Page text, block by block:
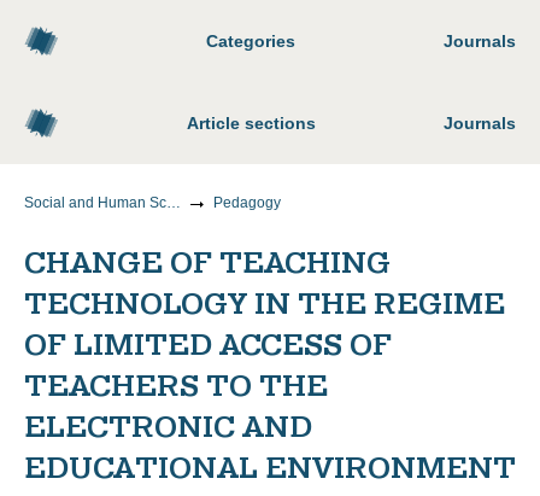
Categories Journals
Article sections Journals
Social and Human Sciences Pedagogy
CHANGE OF TEACHING
TECHNOLOGY IN THE REGIME
OF LIMITED ACCESS OF
TEACHERS TO THE
ELECTRONIC AND
EDUCATIONAL ENVIRONMENT